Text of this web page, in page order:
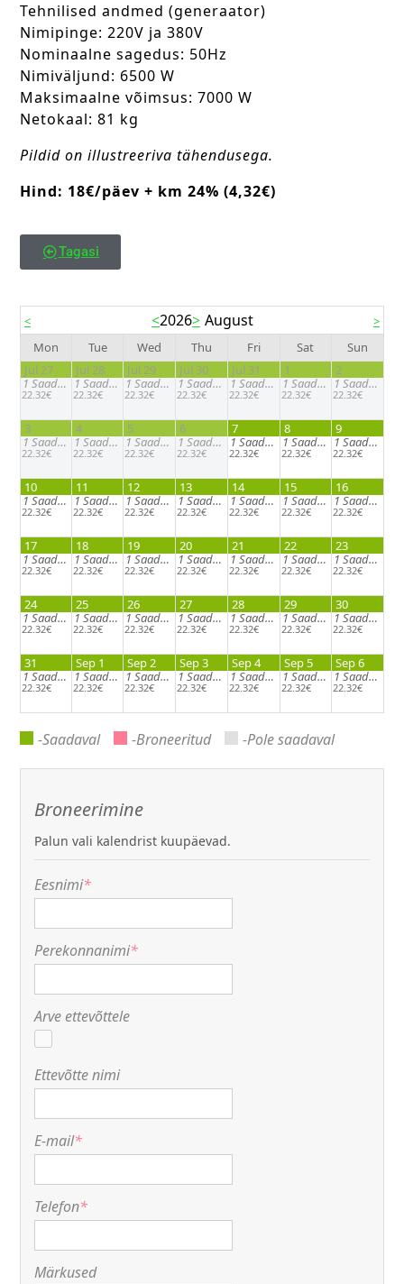
Tehnilised andmed (generaator)
Nimipinge: 220V ja 380V
Nominaalne sagedus: 50Hz
Nimiväljund: 6500 W
Maksimaalne võimsus: 7000 W
Netokaal: 81 kg
Pildid on illustreeriva tähendusega.
Hind: 18€/päev + km 24% (4,32€)
Tagasi
< <2026> August
>
Mon
Tue Wed Thu Fri Sat
Sun
Jul 27
1 Saadaval
22.32€
Jul 28
1 Saadaval
22.32€
Jul 29
1Saadaval
22.32€
Jul 30
1Saadaval
22.32€
Jul 31
1 Saadaval
22.32€
1
1 Saadaval
22.32€
2
1Saadaval
22.32€
3
1 Saadaval
22.32€
4
1 Saadaval
22.32€
5
1Saadaval
22.32€
6
1Saadaval
22.32€
7
1 Saadaval
22.32€
8
1 Saadaval
22.32€
9
1Saadaval
22.32€
10
1 Saadaval
22.32€
11
1 Saadaval
22.32€
12
1Saadaval
22.32€
13
1Saadaval
22.32€
14
1 Saadaval
22.32€
15
1 Saadaval
22.32€
16
1Saadaval
22.32€
17
1 Saadaval
22.32€
18
1 Saadaval
22.32€
19
1Saadaval
22.32€
20
1Saadaval
22.32€
21
1 Saadaval
22.32€
22
1 Saadaval
22.32€
23
1Saadaval
22.32€
24
1 Saadaval
22.32€
25
1 Saadaval
22.32€
26
1Saadaval
22.32€
27
1Saadaval
22.32€
28
1 Saadaval
22.32€
29
1 Saadaval
22.32€
30
1Saadaval
22.32€
31
1 Saadaval
22.32€
Sep 1
1 Saadaval
22.32€
Sep 2
1Saadaval
22.32€
Sep 3
1Saadaval
22.32€
Sep 4
1 Saadaval
22.32€
Sep 5
1 Saadaval
22.32€
Sep 6
1Saadaval
22.32€
-Saadaval -Broneeritud -Pole saadaval
Broneerimine
Palun vali kalendrist kuupäevad.
Eesnimi*
Perekonnanimi*
Arve ettevõttele
Ettevõtte nimi
E-mail*
Telefon*
Märkused